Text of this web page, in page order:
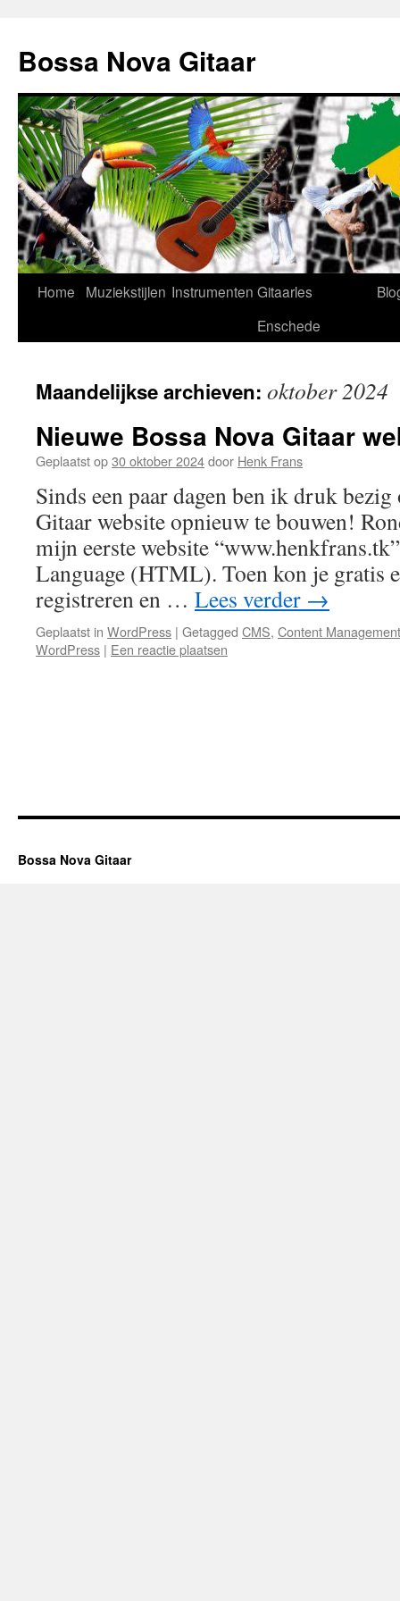
de
inhoud
Bossa Nova Gitaar
Home Muziekstijlen Instrumenten Gitaarles
Enschede
Maandelijkse archieven: oktober 2024
Nieuwe Bossa Nova Gitaar
Geplaatst op30 oktober 2024door Henk Frans
Sinds een paar dagen ben ik druk
Gitaar website opnieuw te bouwen!
mijn eerste website
Language (HTML). Toen kon je gratis
registreren en … Lees verder →
Geplaatst in WordPress | Getagged CMS, Content
WordPress | Een reactie plaatsen
Bossa Nova Gitaar